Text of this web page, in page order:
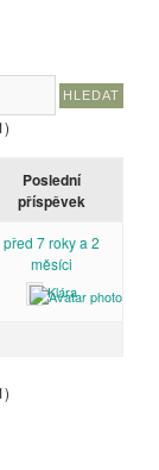
Poslední
příspěvek
před 7 roky a 2
měsíci
Klára